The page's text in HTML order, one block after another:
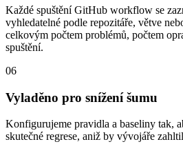
Každé spuštění GitHub workflow se
vyhledatelné podle repozitáře, větve
celkovým počtem problémů, počtem
spuštění.
06
Vyladěno pro snížení šumu
Konfigurujeme pravidla a baseliny tak,
skutečné regrese, aniž by vývojáře